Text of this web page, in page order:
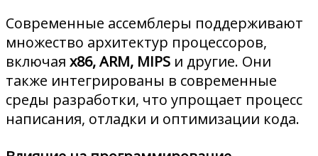
Современные ассемблеры поддерживают
множество архитектур процессоров,
включая x86, ARM, MIPS и другие. Они
также интегрированы в современные
среды разработки, что упрощает процесс
написания, отладки и оптимизации кода.